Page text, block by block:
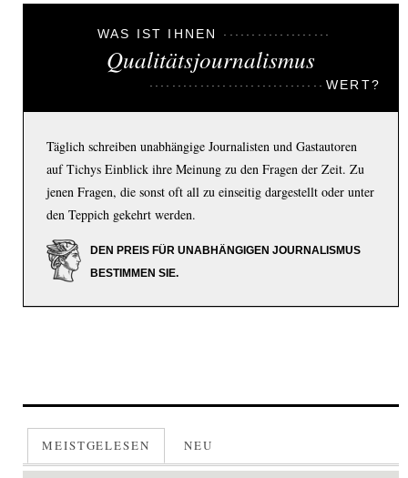
WAS IST IHNEN
Qualitätsjournalismus
WERT?
Täglich schreiben unabhängige Journalisten und Gastautoren
auf Tichys Einblick ihre Meinung zu den Fragen der Zeit. Zu
jenen Fragen, die sonst oft all zu einseitig dargestellt oder unter
den Teppich gekehrt werden.
DEN PREIS FÜR UNABHÄNGIGEN JOURNALISMUS
BESTIMMEN SIE.
MEISTGELESEN NEU